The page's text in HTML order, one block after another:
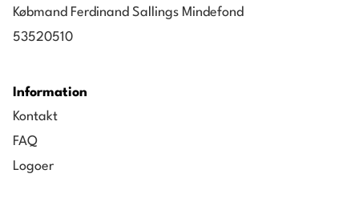
Købmand Ferdinand Sallings Mindefond
53520510
Information
Kontakt
FAQ
Logoer